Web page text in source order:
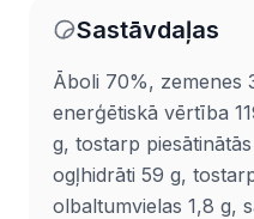
Sastāvdaļas
Āboli 70%, zemenes
enerģētiskā vērtība
g, tostarp
ogļhidrāti 59 g,
olbaltumvielas 1,8 g,